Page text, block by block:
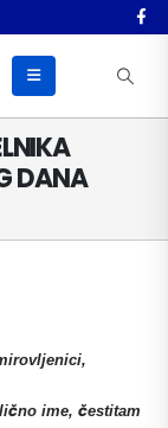
DANA
ime, čestitam